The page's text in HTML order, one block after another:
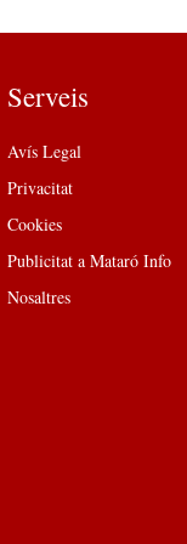
Serveis
Avís Legal
Privacitat
Cookies
Publicitat a Mataró Info
Nosaltres